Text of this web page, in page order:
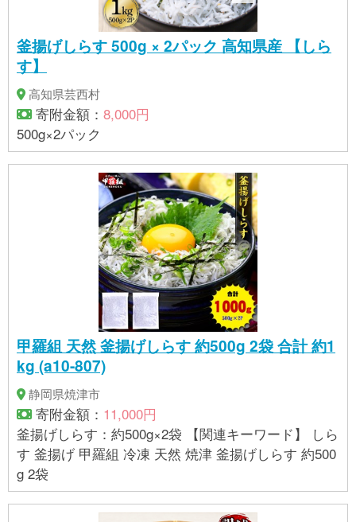
釜揚げしらす 500g × 2パック 高知県産 【しら
す】
高知県芸西村
寄附金額： 8,000円
500g×2パック
甲羅組 天然 釜揚げしらす 約500g 2袋 合計 約1
kg (a10-807)
静岡県焼津市
寄附金額： 11,000円
釜揚げしらす：約500g×2袋 【関連キーワード】 しら
す 釜揚げ 甲羅組 冷凍 天然 焼津 釜揚げしらす 約500
g 2袋